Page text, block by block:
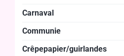
Carnaval
Communie
Crêpepapier/guirlandes